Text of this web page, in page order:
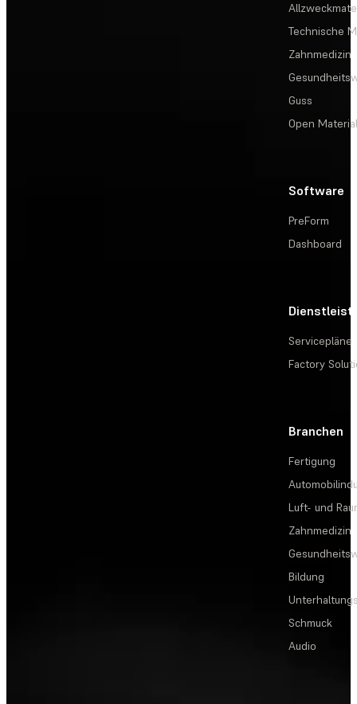
Technische
Zahnmedizin
Guss
Open
Software
PreForm
Dashboard
Servicepläne
Factory
Branchen
Fertigung
Luft- und
Zahnmedizin
Bildung
Schmuck
Audio